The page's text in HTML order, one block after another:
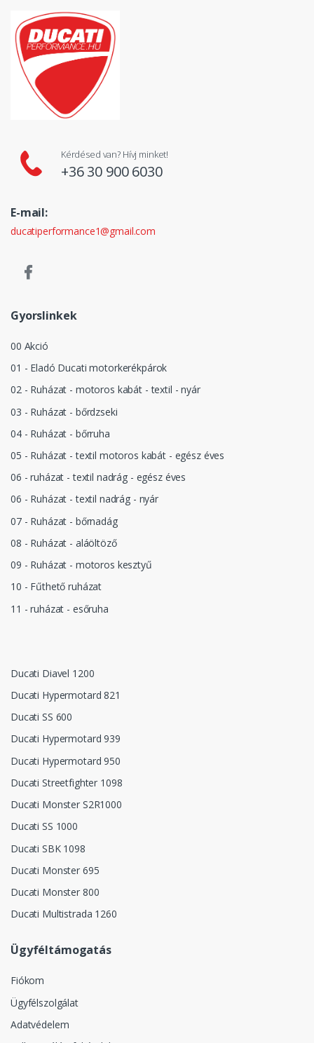
Kérdésed van? Hívj minket!
+36 30 900 6030
E-mail:
ducatiperformance1@gmail.com
Gyorslinkek
00 Akció
01 - Eladó Ducati motorkerékpárok
02 - Ruházat - motoros kabát - textil - nyár
03 - Ruházat - bőrdzseki
04 - Ruházat - bőrruha
05 - Ruházat - textil motoros kabát - egész éves
06 - ruházat - textil nadrág - egész éves
06 - Ruházat - textil nadrág - nyár
07 - Ruházat - bőrnadág
08 - Ruházat - aláöltöző
09 - Ruházat - motoros kesztyű
10 - Fűthető ruházat
11 - ruházat - esőruha
Ducati Diavel 1200
Ducati Hypermotard 821
Ducati SS 600
Ducati Hypermotard 939
Ducati Hypermotard 950
Ducati Streetfighter 1098
Ducati Monster S2R1000
Ducati SS 1000
Ducati SBK 1098
Ducati Monster 695
Ducati Monster 800
Ducati Multistrada 1260
Ügyféltámogatás
Fiókom
Ügyfélszolgálat
Adatvédelem